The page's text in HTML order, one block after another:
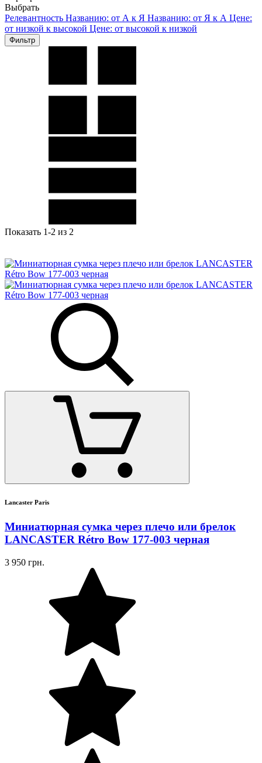
Выбрать
Релевантность Названию: от А к Я Названию: от Я к А Цене:
от низкой к высокой Цене: от высокой к низкой
Фильтр
Показать 1-2 из 2
Lancaster Paris
Миниатюрная сумка через плечо или брелок
LANCASTER Rétro Bow 177-003 черная
3 950 грн.